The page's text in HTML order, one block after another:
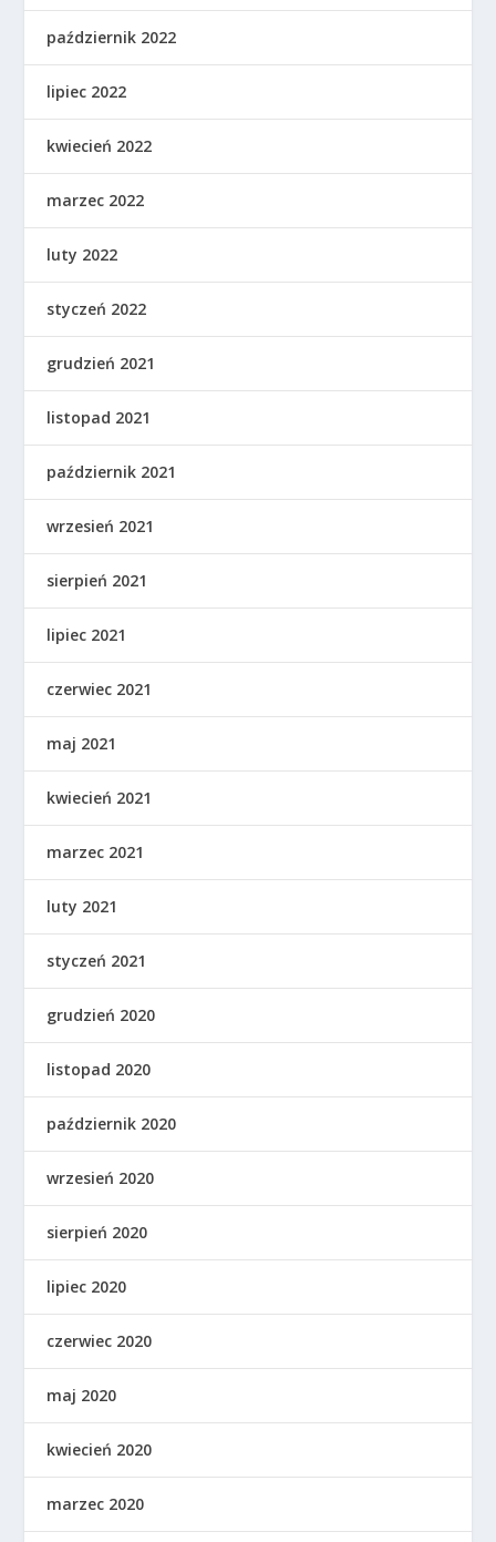
październik 2022
lipiec 2022
kwiecień 2022
marzec 2022
luty 2022
styczeń 2022
grudzień 2021
listopad 2021
październik 2021
wrzesień 2021
sierpień 2021
lipiec 2021
czerwiec 2021
maj 2021
kwiecień 2021
marzec 2021
luty 2021
styczeń 2021
grudzień 2020
listopad 2020
październik 2020
wrzesień 2020
sierpień 2020
lipiec 2020
czerwiec 2020
maj 2020
kwiecień 2020
marzec 2020